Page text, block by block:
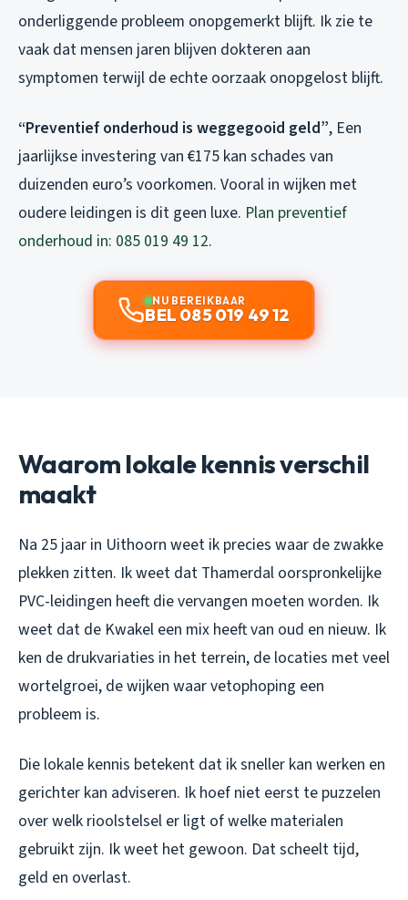
onderliggende probleem onopgemerkt blijft. Ik zie te
vaak dat mensen jaren blijven dokteren aan
symptomen terwijl de echte oorzaak onopgelost blijft.
“Preventief onderhoud is weggegooid geld”, Een
jaarlijkse investering van €175 kan schades van
duizenden euro’s voorkomen. Vooral in wijken met
oudere leidingen is dit geen luxe. Plan preventief
onderhoud in: 085 019 49 12.
NU BEREIKBAAR
BEL 085 019 49 12
Waarom lokale kennis verschil
maakt
Na 25 jaar in Uithoorn weet ik precies waar de zwakke
plekken zitten. Ik weet dat Thamerdal oorspronkelijke
PVC-leidingen heeft die vervangen moeten worden. Ik
weet dat de Kwakel een mix heeft van oud en nieuw. Ik
ken de drukvariaties in het terrein, de locaties met veel
wortelgroei, de wijken waar vetophoping een
probleem is.
Die lokale kennis betekent dat ik sneller kan werken en
gerichter kan adviseren. Ik hoef niet eerst te puzzelen
over welk rioolstelsel er ligt of welke materialen
gebruikt zijn. Ik weet het gewoon. Dat scheelt tijd,
geld en overlast.